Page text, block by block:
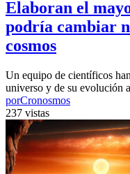
Elaboran el
podría cambiar
cosmos
Un equipo de científicos
universo y de su evolución
porCronosmos
237 vistas